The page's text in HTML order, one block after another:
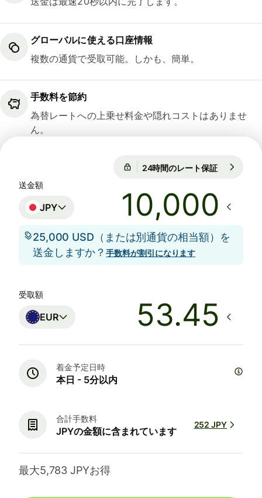
グローバルに使える口座情報
複数の通貨で受取可能。しかも、簡単。
手数料を節約
為替レートへの上乗せ料金や隠れコストはありませ
ん。
24時間のレート保証
送金額
JPY
25,000 USD（または別通貨の相当額）を
送金しますか？手数料が割引になります
受取額
EUR
着金予定日時
本日 - 5分以内
合計手数料
JPYの金額に含まれています
252 JPY
最大5,783 JPYお得